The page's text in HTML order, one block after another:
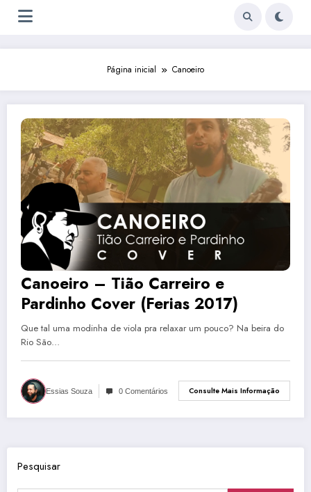
Página inicial Canoeiro
Canoeiro – Tião Carreiro e
Pardinho Cover (Ferias 2017)
Que tal uma modinha de viola pra relaxar um pouco? Na beira do
Rio São…
Essias Souza 0 Comentários Consulte Mais Informação
Pesquisar